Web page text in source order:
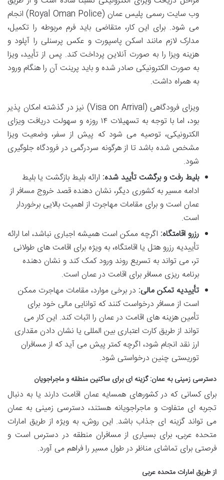
وب سایت رسمی پلیس عمان (Royal Oman Police) انجام
می شود. برای این کار، متقاضی باید فرم مربوطه را تکمیل،
مدارک لازم مانند اسکن پاسپورت و عکس پرسنلی را آپلود و
هزینه ویزا را به صورت آنلاین پرداخت کند. پس از تأیید، ویزا
به صورت الکترونیکی صادر شده و باید پرینت آن را هنگام ورود
به همراه داشت.
ویزای فرودگاهی (Visa on Arrival) نیز در گذشته امکان پذیر
بود، اما با توجه به تسهیلات ۱۴ روزه و سهولت دریافت ویزای
الکترونیکی، توصیه می شود که پیش از سفر، وضعیت ویزا
مشخص شده باشد تا از هرگونه سردرگمی در فرودگاه جلوگیری
شود.
بلیط رفت و برگشت تأیید شده: ارائه بلیط بازگشت یا بلیط
ادامه مسیر به کشوری دیگر، نشان دهنده قصد خروج مسافر از
عمان است و برای مقامات مهاجرت از اهمیت بالایی برخوردار
است.
رزرو اقامتگاه: اگرچه ممکن است همیشه اجباری نباشد، اما ارائه
تأییدیه رزرو هتل یا اقامتگاه، به ویژه برای اقامت های طولانی
تر، می تواند به تسریع روند ورود کمک کند و نشان دهنده
برنامه ریزی مسافر برای اقامت در عمان است.
تأییدیه تمکن مالی: در برخی موارد، مقامات مهاجرت ممکن
است از مسافر درخواست کنند که توانایی مالی خود برای
تأمین هزینه های اقامت در عمان را اثبات کند. این کار می
تواند از طریق کارت اعتباری بین المللی یا نشان دادن مقداری
ارز نقد انجام شود، اگرچه کمتر پیش می آید که از مسافران
توریستی چنین درخواستی شود.
دسترسی زمینی به عمان: گزینه ای برای ساکنین منطقه و ماجراجویان
برای کسانی که در کشورهای همسایه عمان اقامت دارند یا به دنبال
تجربه ای متفاوت و ماجراجویانه هستند، دسترسی زمینی به عمان
می تواند گزینه ای جذاب باشد. این روش، به ویژه از طریق امارات
متحده عربی، برای بسیاری از مسافران منطقه در دسترس است و
فرصتی برای تماشای مناظر در طول مسیر را فراهم می آورد.
از طریق امارات متحده عربی